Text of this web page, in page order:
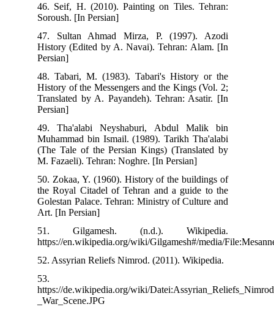
46. Seif, H. (2010). Painting on Tiles. Tehran:
Soroush. [In Persian]
47. Sultan Ahmad Mirza, P. (1997). Azodi
History (Edited by A. Navai). Tehran: Alam. [In
48. Tabari, M. (1983). Tabari's History or the
History of the Messengers and the Kings (Vol. 2;
Translated by A. Payandeh). Tehran: Asatir. [In
49. Tha'alabi Neyshaburi, Abdul Malik bin
Muhammad bin Ismail. (1989). Tarikh Tha'alabi
(The Tale of the Persian Kings) (Translated by
M. Fazaeli). Tehran: Noghre. [In Persian]
50. Zokaa, Y. (1960). History of the buildings of
the Royal Citadel of Tehran and a guide to the
Golestan Palace. Tehran: Ministry of Culture and
Art. [In Persian]
51. Gilgamesh. (n.d.). Wikipedia.
https://en.wikipedia.org/wiki/Gilgamesh#/media/
52. Assyrian Reliefs Nimrod. (2011). Wikipedia.
https://de.wikipedia.org/wiki/
_War_Scene.JPG